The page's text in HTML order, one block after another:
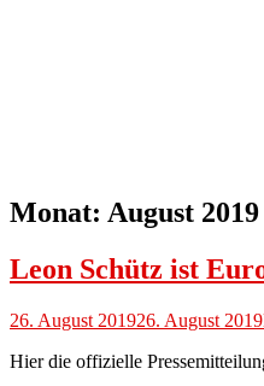
Monat: August 2019
Leon Schütz ist
26. August 201926. August 2019
Hier die offizielle